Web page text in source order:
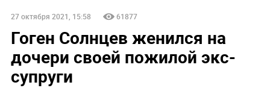
27 октября 2021, 15:58 61877
Гоген Солнцев женился на
дочери своей пожилой экс-
супруги